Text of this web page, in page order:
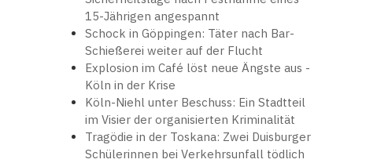
15-Jährigen angespannt
Schock in Göppingen: Täter nach Bar-
Schießerei weiter auf der Flucht
Explosion im Café löst neue Ängste aus -
Köln in der Krise
Köln-Niehl unter Beschuss: Ein Stadtteil
im Visier der organisierten Kriminalität
Tragödie in der Toskana: Zwei Duisburger
Schülerinnen bei Verkehrsunfall tödlich